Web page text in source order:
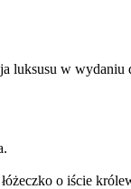
w wydaniu
o iście